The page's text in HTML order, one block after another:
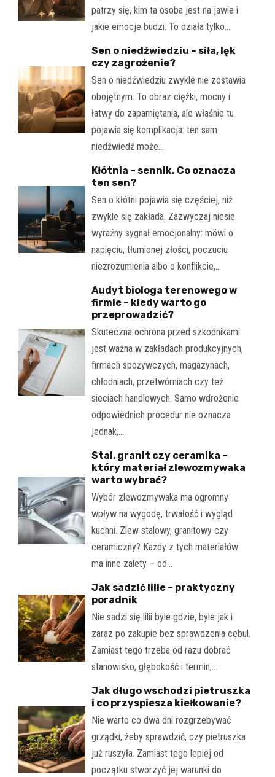
patrzy się, kim ta osoba jest na jawie i
jakie emocje budzi. To działa tylko…
Sen o niedźwiedziu – siła, lęk
czy zagrożenie?
Sen o niedźwiedziu zwykle nie zostawia
obojętnym. To obraz ciężki, mocny i
łatwy do zapamiętania, ale właśnie tu
pojawia się komplikacja: ten sam
niedźwiedź może…
Kłótnia – sennik. Co oznacza
ten sen?
Sen o kłótni pojawia się częściej, niż
zwykle się zakłada. Zazwyczaj niesie
wyraźny sygnał emocjonalny: mówi o
napięciu, tłumionej złości, poczuciu
niezrozumienia albo o konflikcie,…
Audyt biologa terenowego w
firmie – kiedy warto go
przeprowadzić?
Skuteczna ochrona przed szkodnikami
jest ważna w zakładach produkcyjnych,
firmach spożywczych, magazynach,
chłodniach, przetwórniach czy też
sieciach handlowych. Samo wdrożenie
odpowiednich procedur nie oznacza
jednak,…
Stal, granit czy ceramika –
który materiał zlewozmywaka
warto wybrać?
Wybór zlewozmywaka ma ogromny
wpływ na wygodę, trwałość i wygląd
kuchni. Zlew stalowy, granitowy czy
ceramiczny? Każdy z tych materiałów
ma inne zalety – od…
Jak sadzić lilie – praktyczny
poradnik
Nie sadzi się lilii byle gdzie, byle jak i
zaraz po zakupie bez sprawdzenia cebul.
Zamiast tego trzeba od razu dobrać
stanowisko, głębokość i termin,…
Jak długo wschodzi pietruszka
i co przyspiesza kiełkowanie?
Nie warto co dwa dni rozgrzebywać
grządki, żeby sprawdzić, czy pietruszka
już ruszyła. Zamiast tego lepiej od
początku stworzyć jej warunki do